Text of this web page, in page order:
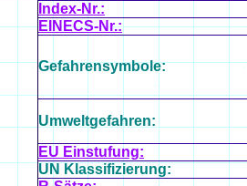
Index-Nr.:
EINECS-Nr.:
Gefahrensymbole:
Umweltgefahren:
EU Einstufung:
UN Klassifizierung: